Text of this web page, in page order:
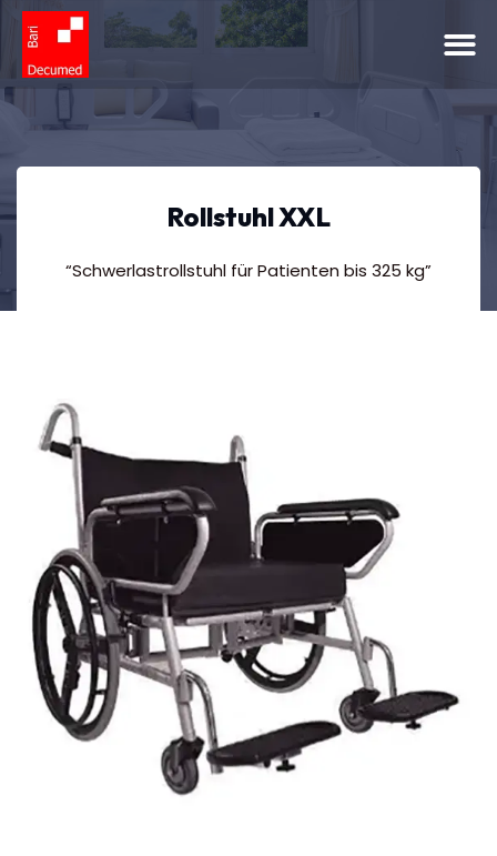
Rollstuhl XXL
“Schwerlastrollstuhl für Patienten bis 325 kg”